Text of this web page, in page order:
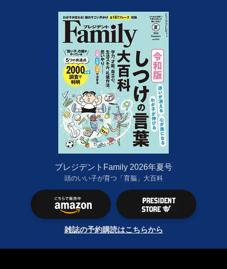
プレジデントFamily 2026年夏号
頭のいい子が育つ「育脳」大百科
雑誌の予約購読はこちらから